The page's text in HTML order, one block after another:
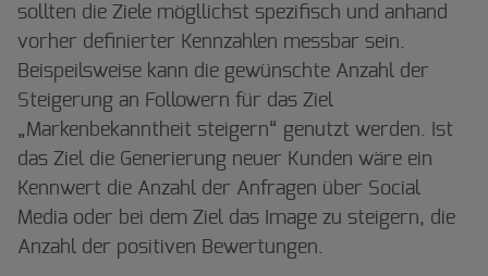
sollten die Ziele mögllichst spezifisch und anhand
vorher definierter Kennzahlen messbar sein.
Beispeilsweise kann die gewünschte Anzahl der
Steigerung an Followern für das Ziel
„Markenbekanntheit steigern“ genutzt werden. Ist
das Ziel die Generierung neuer Kunden wäre ein
Kennwert die Anzahl der Anfragen über Social
Media oder bei dem Ziel das Image zu steigern, die
Anzahl der positiven Bewertungen.